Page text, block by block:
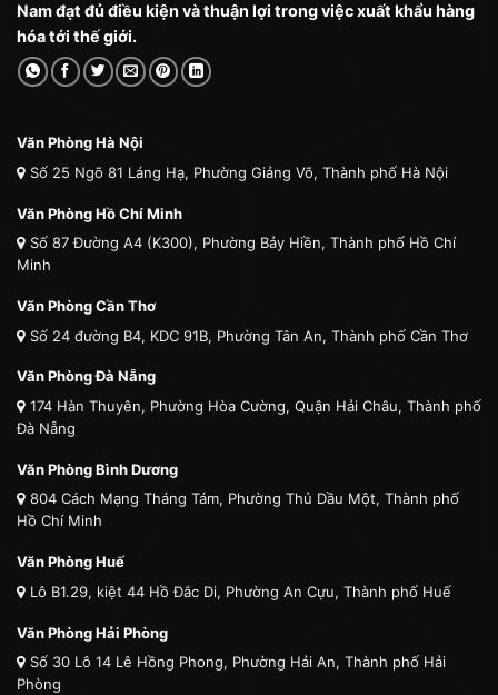
Nam đạt đủ điều kiện và thuận lợi trong việc xuất khẩu hàng
hóa tới thế giới.
Văn Phòng Hà Nội
Số 25 Ngõ 81 Láng Hạ, Phường Giảng Võ, Thành phố Hà Nội
Văn Phòng Hồ Chí Minh
Số 87 Đường A4 (K300), Phường Bảy Hiền, Thành phố Hồ Chí
Minh
Văn Phòng Cần Thơ
Số 24 đường B4, KDC 91B, Phường Tân An, Thành phố Cần Thơ
Văn Phòng Đà Nẵng
174 Hàn Thuyên, Phường Hòa Cường, Quận Hải Châu, Thành phố
Đà Nẵng
Văn Phòng Bình Dương
804 Cách Mạng Tháng Tám, Phường Thủ Dầu Một, Thành phố
Hồ Chí Minh
Văn Phòng Huế
Lô B1.29, kiệt 44 Hồ Đắc Di, Phường An Cựu, Thành phố Huế
Văn Phòng Hải Phòng
Số 30 Lô 14 Lê Hồng Phong, Phường Hải An, Thành phố Hải
Phòng